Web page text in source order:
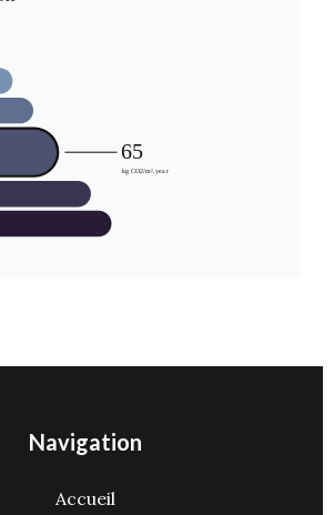
Navigation
Accueil